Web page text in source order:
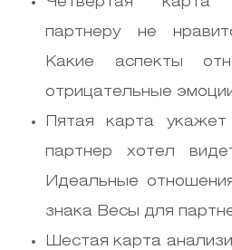
партнеру не
Какие аспекты
отрицательные
Пятая карта
партнер хотел
Идеальные
знака Весы для
Шестая карта